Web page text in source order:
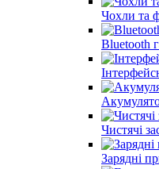
Чохли та
Bluetooth
Чистячі
Зарядні